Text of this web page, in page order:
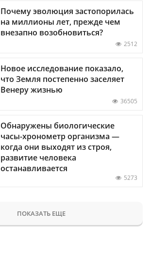
Почему эволюция застопорилась
на миллионы лет, прежде чем
внезапно возобновиться?
2512
Новое исследование показало,
что Земля постепенно заселяет
Венеру жизнью
36505
Обнаружены биологические
часы-хронометр организма —
когда они выходят из строя,
развитие человека
останавливается
5273
ПОКАЗАТЬ ЕЩЕ